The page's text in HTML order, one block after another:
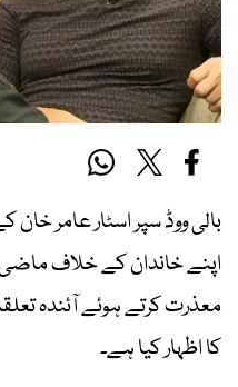
بالی ووڈ سپر اسٹار عامر خان
اپنے خاندان کے خلاف ماضی
معذرت کرتے ہوئے آئندہ
کا اظہار کیا ہے۔